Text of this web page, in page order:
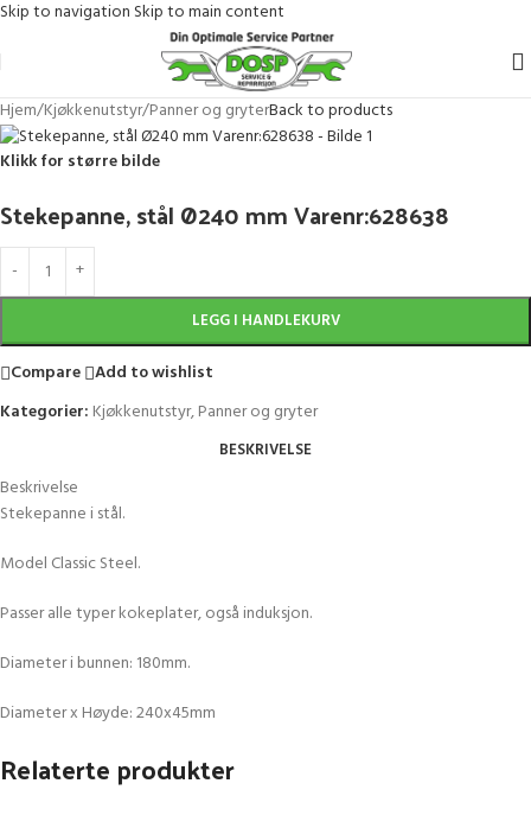
Skip to navigation Skip to main content
Hjem/Kjøkkenutstyr/Panner og gryterBack to products
Klikk for større bilde
Stekepanne, stål Ø240 mm Varenr:628638
LEGG I HANDLEKURV
Compare Add to wishlist
Kategorier: Kjøkkenutstyr,Panner og gryter
BESKRIVELSE
Beskrivelse
Stekepanne i stål.
Model Classic Steel.
Passer alle typer kokeplater, også induksjon.
Diameter i bunnen: 180mm.
Diameter x Høyde: 240x45mm
Relaterte produkter